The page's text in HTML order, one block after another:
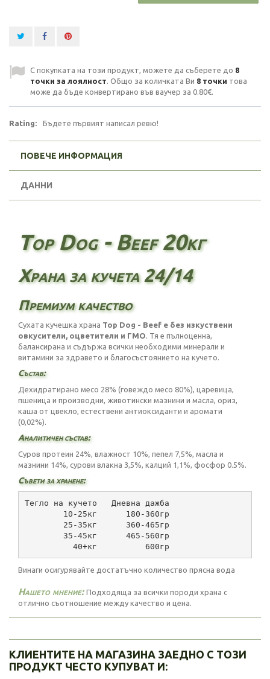
С покупката на този продукт, можете да съберете до 8
точки за лоялност. Общо за количката Ви 8 точки това
може да бъде конвертирано във ваучер за 0.80€.
Rating: Бъдете първият написал ревю!
ПОВЕЧЕ ИНФОРМАЦИЯ
ДАННИ
Top Dog - Beef 20кг
Храна за кучета 24/14
Премиум качество
Сухата кучешка храна Top Dog - Beef е без изкуствени
овкусители, оцветители и ГМО. Тя е пълноценна,
балансирана и съдържа всички необходими минерали и
витамини за здравето и благосъстоянието на кучето.
Състав:
Дехидратирано месо 28% (говеждо месо 80%), царевица,
пшеница и производни, животински мазнини и масла, ориз,
каша от цвекло, естествени антиоксиданти и аромати
(0,02%).
Аналитичен състав:
Суров протеин 24%, влажност 10%, пепел 7,5%, масла и
мазнини 14%, сурови влакна 3,5%, калций 1,1%, фосфор 0.5%.
Съвети за хранене:
Тегло на кучето   Дневна дажба
        10-25кг      180-360гр
        25-35кг      360-465гр
        35-45кг      465-560гр
          40+кг          600гр
Винаги осигурявайте достатъчно количество прясна вода
Нашето мнение: Подходяща за всички породи храна с
отлично съотношение между качество и цена.
КЛИЕНТИТЕ НА МАГАЗИНА ЗАЕДНО С ТОЗИ
ПРОДУКТ ЧЕСТО КУПУВАТ И: